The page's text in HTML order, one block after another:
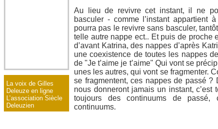
Au lieu de revivre cet instant, il ne
basculer - comme l’instant appartient
pourra pas le revivre sans basculer,
telle autre nappe ect.. Et puis de proche
d’avant Katrina, des nappes d’après
une coexistence de toutes les nappes
de "Je t’aime je t’aime" Qui vont se
unes les autres, qui vont se fragmenter.
se fragmentent, ces nappes de passé ?
nous donneront jamais un instant, c’est
toujours des continuums de passé,
continuums.
La voix de Gilles
Deleuze en ligne
L’association Siècle
Deleuzien